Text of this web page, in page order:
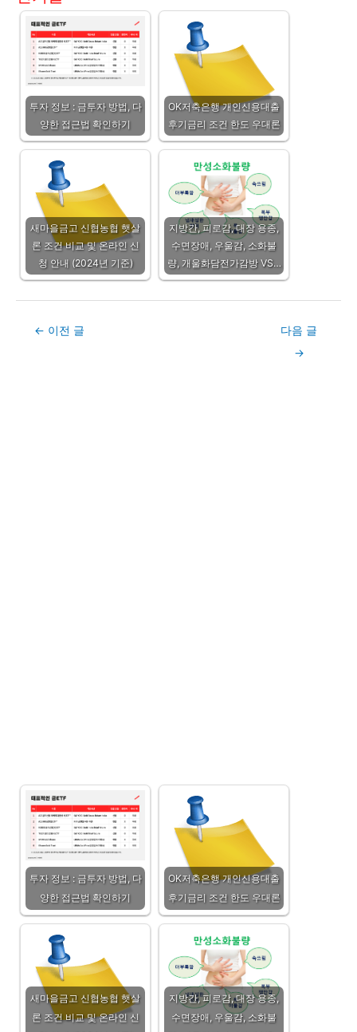
투자 정보 : 금투자 방법, 다
양한 접근법 확인하기
OK저축은행 개인신용대출
후기금리 조건 한도 우대론
새마을금고 신협농협 햇살
론 조건 비교 및 온라인 신
청 안내 (2024년 기준)
지방간, 피로감, 대장 용종,
수면장애, 우울감, 소화불
량, 개울화담전가감방 VS…
Post← 이전 글
다음 글
→
투자 정보 : 금투자 방법, 다
양한 접근법 확인하기
OK저축은행 개인신용대출
후기금리 조건 한도 우대론
새마을금고 신협농협 햇살
론 조건 비교 및 온라인 신
지방간, 피로감, 대장 용종,
수면장애, 우울감, 소화불